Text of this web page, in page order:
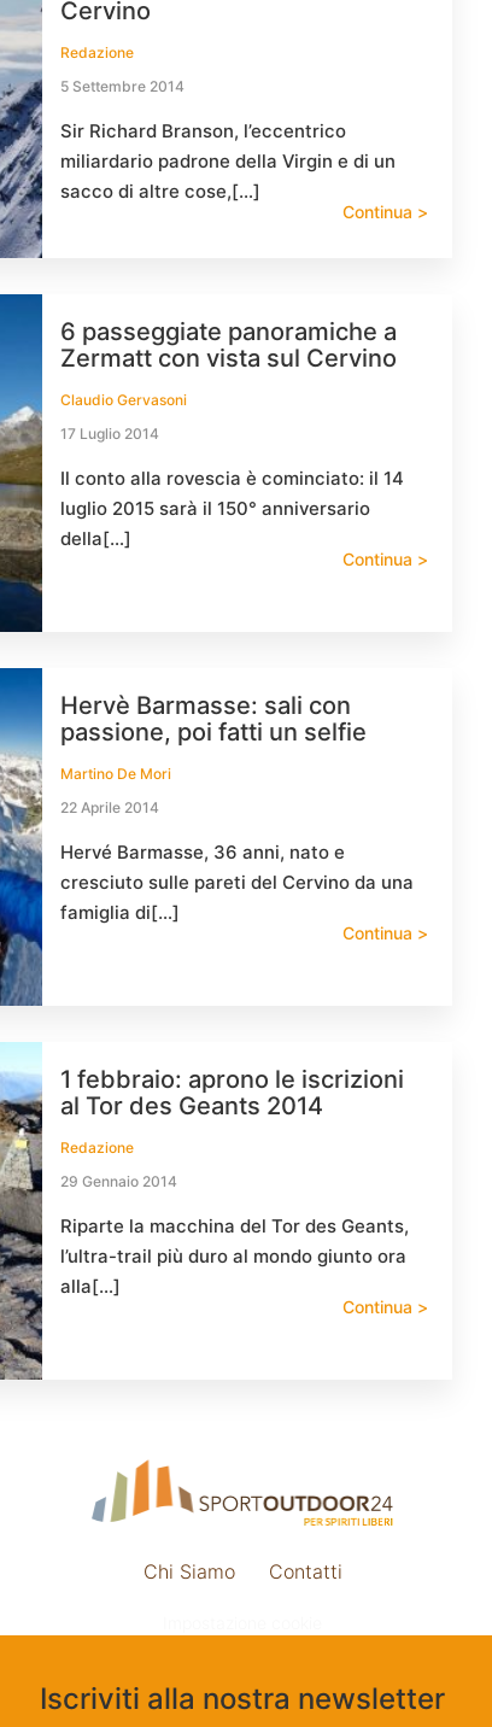
Cervino
Redazione
5 Settembre 2014
Sir Richard Branson, l’eccentrico
miliardario padrone della Virgin e di un
sacco di altre cose,[…]
Continua >
6 passeggiate panoramiche a
Zermatt con vista sul Cervino
Claudio Gervasoni
17 Luglio 2014
Il conto alla rovescia è cominciato: il 14
luglio 2015 sarà il 150° anniversario
della[…]
Continua >
Hervè Barmasse: sali con
passione, poi fatti un selfie
Martino De Mori
22 Aprile 2014
Hervé Barmasse, 36 anni, nato e
cresciuto sulle pareti del Cervino da una
famiglia di[…]
Continua >
1 febbraio: aprono le iscrizioni
al Tor des Geants 2014
Redazione
29 Gennaio 2014
Riparte la macchina del Tor des Geants,
l’ultra-trail più duro al mondo giunto ora
alla[…]
Continua >
Chi Siamo Contatti
Iscriviti alla nostra newsletter